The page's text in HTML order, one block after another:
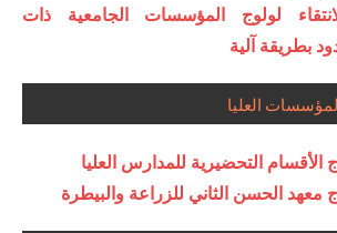
لولوج المؤسسات الجامعية ذات
بطريقة آلية
العليا
التحضيرية للمدارس العليا
الحسن الثاني للزراعة والبيطرة